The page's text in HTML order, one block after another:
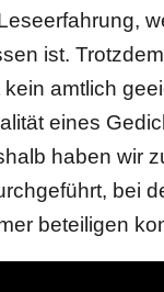
ist.
amtlich
eines
haben wir
bei
beteiligen